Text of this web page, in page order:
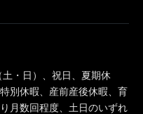
土・日）、祝日、夏期休
別休暇、産前産後休暇、育
月数回程度、土日のいずれ